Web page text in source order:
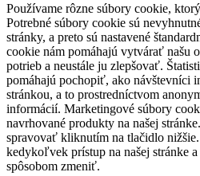
Používame rôzne súbory cookie,
Potrebné súbory cookie sú
stránky, a preto sú nastavené
cookie nám pomáhajú vytvárať našu
potrieb a neustále ju zlepšovať.
pomáhajú pochopiť, ako návštevníci
stránkou, a to prostredníctvom
informácií. Marketingové súbory
navrhované produkty na našej
spravovať kliknutím na tlačidlo
kedykoľvek prístup na našej stránke
spôsobom zmeniť.